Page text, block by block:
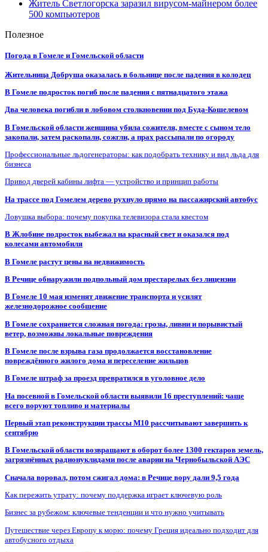
Житель Светлогорска заразил вирусом-майнером более
500 компьютеров
Полезное
Погода в Гомеле и Гомельской области
Жительница Добруша оказалась в больнице после падения в колодец
В Гомеле подросток погиб после падения с пятнадцатого этажа
Два человека погибли в лобовом столкновении под Буда-Кошелевом
В Гомельской области женщина убила сожителя, вместе с сыном тело
закопали, затем раскопали, сожгли, а прах рассыпали по огороду
Профессиональные льдогенераторы: как подобрать технику и вид льда для
бизнеса
Привод дверей кабины лифта — устройство и принцип работы
На трассе под Гомелем дерево рухнуло прямо на пассажирский автобус
Ловушка выбора: почему покупка телевизора стала квестом
В Жлобине подросток выбежал на красный свет и оказался под
колесами автомобиля
В Гомеле растут цены на недвижимость
В Речице обнаружили подпольный дом престарелых без лицензии
В Гомеле 10 мая изменят движение транспорта и усилят
железнодорожное сообщение
В Гомеле сохраняется сложная погода: грозы, ливни и порывистый
ветер, возможны локальные повреждения
В Гомеле после взрыва газа продолжается восстановление
повреждённого жилого дома и переселение жильцов
В Гомеле штраф за проезд превратился в уголовное дело
На посевной в Гомельской области выявили 16 преступлений: чаще
всего воруют топливо и материалы
Первый этап реконструкции трассы М10 рассчитывают завершить к
сентябрю
В Гомельской области возвращают в оборот более 1300 гектаров земель,
загрязнённых радионуклидами после аварии на Чернобыльской АЭС
Сначала воровал, потом сжигал дома: в Речице вору дали 9,5 года
Как пережить утрату: почему поддержка играет ключевую роль
Бизнес за рубежом: ключевые тенденции и что нужно учитывать
Путешествие через Европу к морю: почему Греция идеально подходит для
автобусного отдыха